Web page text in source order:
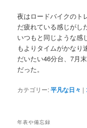
夜はロードバイクの
だ疲れている感じがし
いつもと同じような感
もよりタイムがかなり
だいたい46分台、7月
だった。
カテゴリー:平凡な日々 |
年表や備忘録